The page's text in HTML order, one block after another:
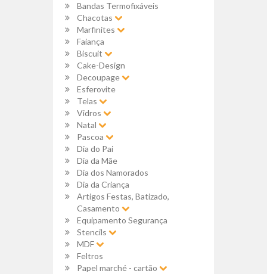
Bandas Termofixáveis
Chacotas
Marfinites
Faiança
Biscuit
Cake-Design
Decoupage
Esferovite
Telas
Vidros
Natal
Pascoa
Dia do Pai
Dia da Mãe
Dia dos Namorados
Dia da Criança
Artigos Festas, Batizado,
Casamento
Equipamento Segurança
Stencils
MDF
Feltros
Papel marché - cartão